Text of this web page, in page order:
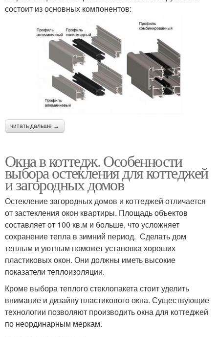
состоит из основных компонентов:
читать дальше →
Окна в коттедж. Особенности
выбора остекления для коттеджей
и загородных домов
Остекление загородных домов и коттеджей отличается
от застекления окон квартиры. Площадь объектов
составляет от 100 кв.м и больше, что усложняет
сохранение тепла в зимний период. Сделать дом
теплым и уютным поможет установка хороших
пластиковых окон. Они должны иметь высокие
показатели теплоизоляции.
Кроме выбора теплого стеклопакета стоит уделить
внимание и дизайну пластикового окна. Существующие
технологии позволяют производить окна для коттеджей
по неординарным меркам.